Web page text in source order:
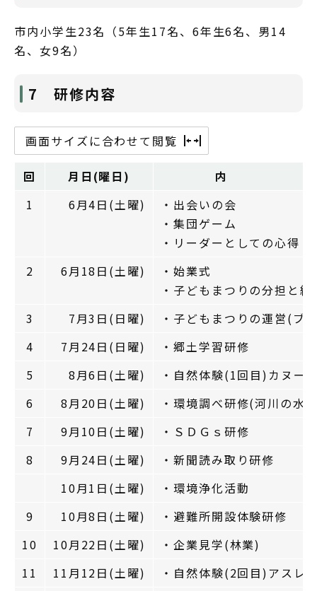
市内小学生23名（5年生17名、6年生6名、男14
名、女9名）
7 研修内容
画面サイズに合わせて閲覧
回 月日(曜日)
内
1
6月4日(土曜)
・出会いの会
・集団ゲーム
・リーダーとしての心得
2
6月18日(土曜)
・始業式
・子どもまつりの分担と練
3
7月3日(日曜)
・子どもまつりの運営(ブ
4
7月24日(日曜)
・郷土学習研修
5
8月6日(土曜)
・自然体験(1回目)カヌー
6
8月20日(土曜)
・環境調べ研修(河川の水
7
9月10日(土曜)
・ＳＤＧｓ研修
8
9月24日(土曜)
・新聞読み取り研修
10月1日(土曜)
・環境浄化活動
9
10月8日(土曜)
・避難所開設体験研修
10
10月22日(土曜)
・企業見学(林業)
11
11月12日(土曜)
・自然体験(2回目)アスレ